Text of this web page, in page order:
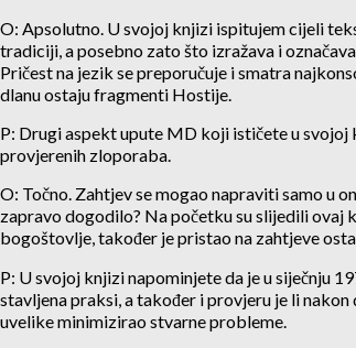
O: Apsolutno. U svojoj knjizi ispitujem cijeli
tradiciji, a posebno zato što izražava i
Pričest na jezik se preporučuje i smatra
dlanu ostaju fragmenti Hostije.
P: Drugi aspekt upute MD koji ističete u svojoj
provjerenih zloporaba.
O: Točno. Zahtjev se mogao napraviti samo u
zapravo dogodilo? Na početku su slijedili
bogoštovlje, također je pristao na zahtjeve
P: U svojoj knjizi napominjete da je u siječnju
stavljena praksi, a također i provjeru je li
uvelike minimizirao stvarne probleme.